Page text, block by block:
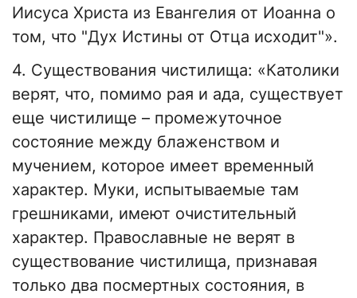
Иисуса Христа из Евангелия от Иоанна о
том, что "Дух Истины от Отца исходит"».
4. Существования чистилища: «Католики
верят, что, помимо рая и ада, существует
еще чистилище – промежуточное
состояние между блаженством и
мучением, которое имеет временный
характер. Муки, испытываемые там
грешниками, имеют очистительный
характер. Православные не верят в
существование чистилища, признавая
только два посмертных состояния, в